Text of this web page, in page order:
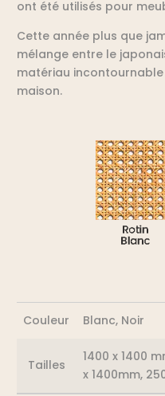
ont été utilisés pour
Cette année plus que
mélange entre le
matériau
maison.
Couleur Blanc, Noir
Tailles
1400 x 1400
x 1400mm,